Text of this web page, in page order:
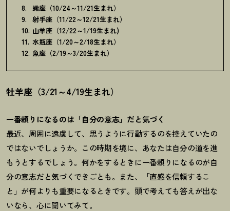
蠍座（10/24～11/21生まれ）
射手座（11/22～12/21生まれ）
山羊座（12/22～1/19生まれ)
水瓶座（1/20～2/18生まれ）
魚座（2/19～3/20生まれ）
牡羊座（3/21～4/19生まれ）
一番頼りになるのは「自分の意志」だと気づく
最近、周囲に遠慮して、思うように行動するのを控えていたの
ではないでしょうか。この時期を境に、あなたは自分の道を進
もうとするでしょう。何かをするときに一番頼りになるのが自
分の意志だと気づくできごとも。また、「直感を信頼するこ
と」が何よりも重要になるときです。頭で考えても答えが出な
いなら、心に聞いてみて。